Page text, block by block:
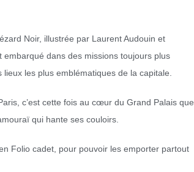
Noir, illustrée par Laurent Audouin et
dans des missions toujours plus
les plus emblématiques de la capitale.
c’est cette fois au cœur du Grand Palais que
qui hante ses couloirs.
Folio cadet, pour pouvoir les emporter partout